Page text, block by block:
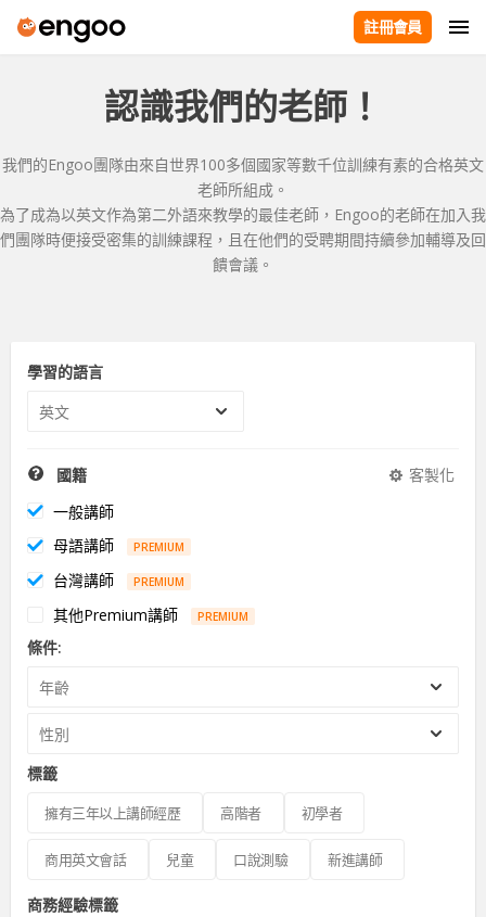
註冊會員
認識我們的老師！
我們的Engoo團隊由來自世界100多個國家等數千位訓練有素的合格英文
老師所組成。
為了成為以英文作為第二外語來教學的最佳老師，Engoo的老師在加入我
們團隊時便接受密集的訓練課程，且在他們的受聘期間持續參加輔導及回
饋會議。
學習的語言
英文
國籍
客製化
一般講師
母語講師
PREMIUM
台灣講師 PREMIUM
其他Premium講師 PREMIUM
條件:
年齡
性別
標籤
擁有三年以上講師經歷 高階者 初學者
商用英文會話 兒童 口說測驗 新進講師
商務經驗標籤